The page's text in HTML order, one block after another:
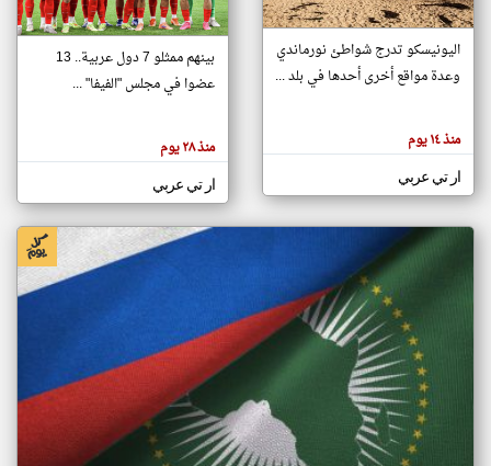
تغيير الدولة
اخبار جزر القمر على مدار الساعة
أهم اخبار جزر القمر العاجلة والمباشرة
هنا عن
وجهة
كاتبيها.
اليونيسكو تدرج شواطئ نورماندي
وعدة مواقع أخرى أحدها في بلد ...
منذ ١٤ يوم
ار تي عربي
بينهم ممثلو 7 دول عربية.. 13
عضوا في مجلس "الفيفا" ...
منذ ٢٨ يوم
ار تي عربي
klyoum.com